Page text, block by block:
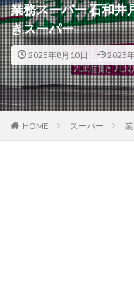
業務スーパー 石和井
きスーパー
2025年8月10日 2025
HOME スーパー
埼玉県
千葉県
山梨県
長野県
岐阜県
静岡県
京都府
大阪府
鳥取県
島根県
徳島県
香川県
佐賀県
長崎県